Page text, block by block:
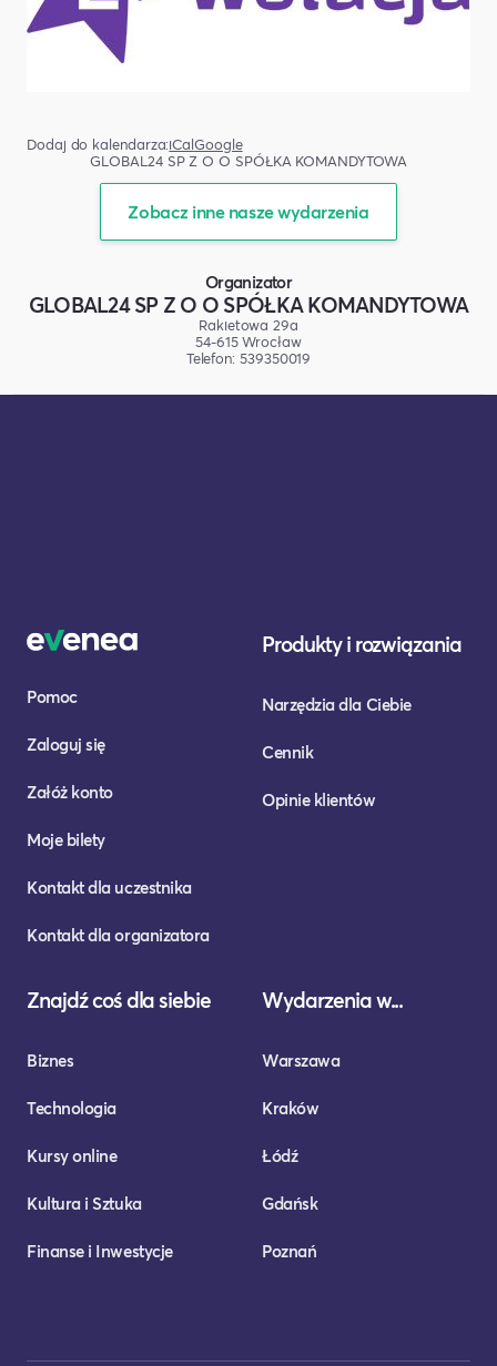
Dodaj do kalendarza:iCalGoogle
GLOBAL24 SP Z O O SPÓŁKA KOMANDYTOWA
Zobacz inne nasze wydarzenia
Organizator
GLOBAL24 SP Z O O SPÓŁKA KOMANDYTOWA
Rakietowa 29a
54-615 Wrocław
Telefon: 539350019
Pomoc
Zaloguj się
Załóż konto
Moje bilety
Kontakt dla uczestnika
Kontakt dla organizatora
Produkty i rozwiązania
Narzędzia dla Ciebie
Cennik
Opinie klientów
Znajdź coś dla siebie
Biznes
Technologia
Kursy online
Kultura i Sztuka
Finanse i Inwestycje
Wydarzenia w...
Warszawa
Kraków
Łódź
Gdańsk
Poznań